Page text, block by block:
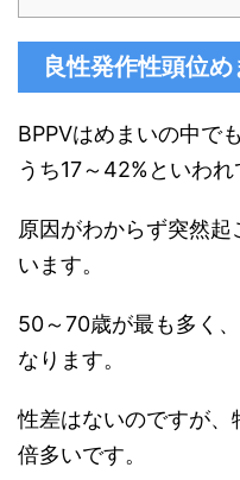
良性発作性頭位
BPPVはめまいの中で
うち17～42%といわれ
原因がわからず突然
います。
50～70歳が最も多く
なります。
性差はないのですが、
倍多いです。